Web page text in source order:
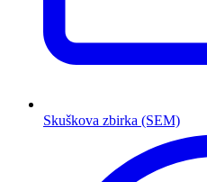
Skuškova zbirka (SEM)